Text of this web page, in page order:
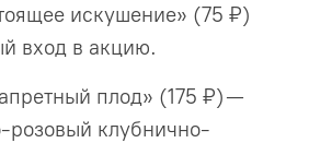
искушение» (75 ₽)
вход в акцию.
плод» (175 ₽) —
розовый клубнично-